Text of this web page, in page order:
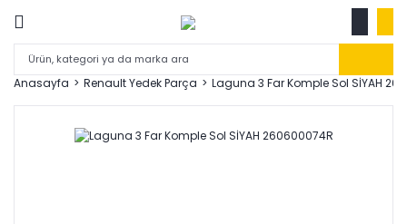
Anasayfa Renault Yedek Parça Laguna 3 Far Komple Sol SİYAH